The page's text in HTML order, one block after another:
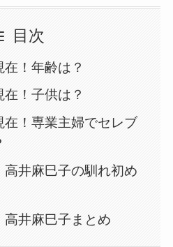
目次
！年齢は？
！子供は？
在！専業主婦でセレブ
高井麻巳子の馴れ初め
高井麻巳子まとめ